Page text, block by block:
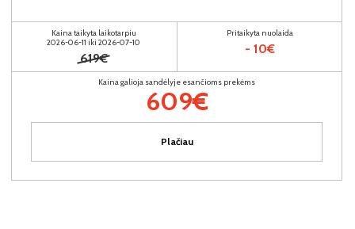
Kaina taikyta laikotarpiu
2026-06-11 iki 2026-07-10
619€
Pritaikyta nuolaida
- 10€
Kaina galioja sandėlyje esančioms prekėms
609€
Plačiau